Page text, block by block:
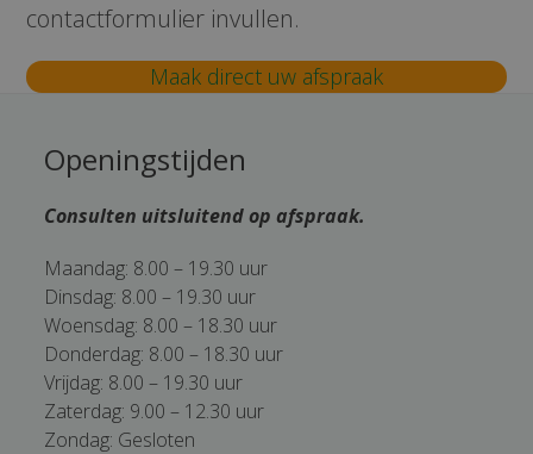
contactformulier invullen.
Maak direct uw afspraak
Openingstijden
Consulten uitsluitend op afspraak.
Maandag: 8.00 – 19.30 uur
Dinsdag: 8.00 – 19.30 uur
Woensdag: 8.00 – 18.30 uur
Donderdag: 8.00 – 18.30 uur
Vrijdag: 8.00 – 19.30 uur
Zaterdag: 9.00 – 12.30 uur
Zondag: Gesloten